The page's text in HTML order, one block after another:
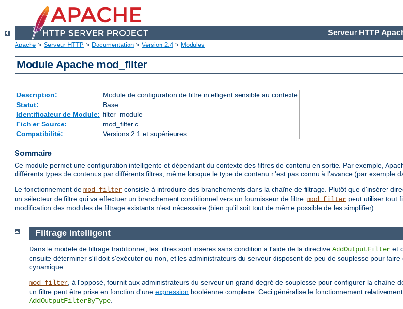
Serveur HTTP
Apache > Serveur HTTP > Documentation > Version 2.4 > Modules
Module Apache mod_filter
Description:
Module de configuration de filtre intelligent sensible au contexte
Statut:
Base
Identificateur de Module: filter_module
Fichier Source:
mod_filter.c
Compatibilité:
Versions 2.1 et supérieures
Sommaire
Ce module permet une configuration intelligente et dépendant du contexte des filtres de contenu en sortie. Par exemple,
différents types de contenus par différents filtres, même lorsque le type de contenu n'est pas connu à l'avance (par exemple
Le fonctionnement de mod_filter consiste à introduire des branchements dans la chaîne de filtrage. Plutôt que d'insérer
un sélecteur de filtre qui va effectuer un branchement conditionnel vers un fournisseur de filtre. mod_filter peut utiliser tout
modification des modules de filtrage existants n'est nécessaire (bien qu'il soit tout de même possible de les simplifier).
Filtrage intelligent
Dans le modèle de filtrage traditionnel, les filtres sont insérés sans condition à l'aide de la directive AddOutputFilter et
ensuite déterminer s'il doit s'exécuter ou non, et les administrateurs du serveur disposent de peu de souplesse pour
dynamique.
mod_filter , à l'opposé, fournit aux administrateurs du serveur un grand degré de souplesse pour configurer la chaîne
un filtre peut être prise en fonction d'une expression booléenne complexe. Ceci généralise le fonctionnement
AddOutputFilterByType